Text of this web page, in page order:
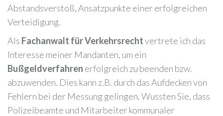
Abstandsverstoß, Ansatzpunkte einer erfolgreichen
Verteidigung.
Als Fachanwalt für Verkehrsrechtvertrete ich das
Interesse meiner Mandanten, um ein
Bußgeldverfahren erfolgreich zu beenden bzw.
abzuwenden. Dies kann z.B. durch das Aufdecken von
Fehlern bei der Messung gelingen. Wussten Sie, dass
Polizeibeamte und Mitarbeiter kommunaler